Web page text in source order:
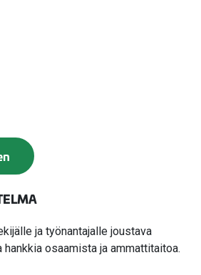
ja työnantajalle joustava
osaamista ja ammattitaitoa.